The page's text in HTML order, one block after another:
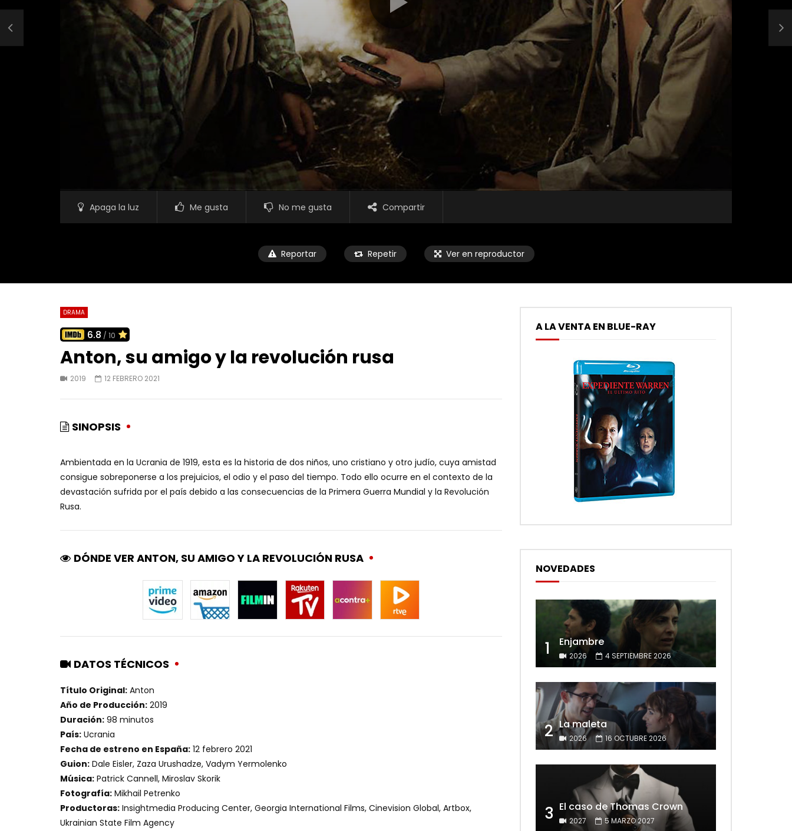
Apaga la luz Me gusta No me gusta Compartir
Reportar Repetir Ver en reproductor
DRAMA
6.8 / 10
Anton, su amigo y la revolución rusa
2019 12 FEBRERO 2021
SINOPSIS
Ambientada en la Ucrania de 1919, esta es la historia de dos niños, uno cristiano y otro judío, cuya amistad
consigue sobreponerse a los prejuicios, el odio y el paso del tiempo. Todo ello ocurre en el contexto de la
devastación sufrida por el país debido a las consecuencias de la Primera Guerra Mundial y la Revolución
Rusa.
DÓNDE VER ANTON, SU AMIGO Y LA REVOLUCIÓN RUSA
DATOS TÉCNICOS
Título Original: Anton
Año de Producción: 2019
Duración: 98 minutos
País: Ucrania
Fecha de estreno en España: 12 febrero 2021
Guion: Dale Eisler, Zaza Urushadze, Vadym Yermolenko
Música: Patrick Cannell, Miroslav Skorik
Fotografía: Mikhail Petrenko
Productoras: Insightmedia Producing Center, Georgia International Films, Cinevision Global, Artbox,
Ukrainian State Film Agency
A LA VENTA EN BLUE-RAY
NOVEDADES
1 Enjambre
2026 4 SEPTIEMBRE 2026
2 La maleta
2026 16 OCTUBRE 2026
3 El caso de Thomas Crown
2027 5 MARZO 2027